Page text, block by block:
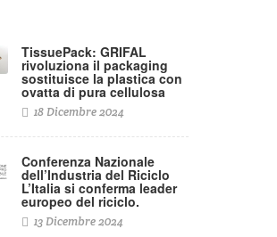
TissuePack: GRIFAL
rivoluziona il packaging
sostituisce la plastica con
ovatta di pura cellulosa
18 Dicembre 2024
Conferenza Nazionale
dell’Industria del Riciclo
L’Italia si conferma leader
europeo del riciclo.
13 Dicembre 2024